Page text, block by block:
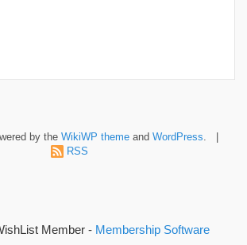
by the WikiWP theme and WordPress. |
RSS
Member - Membership Software